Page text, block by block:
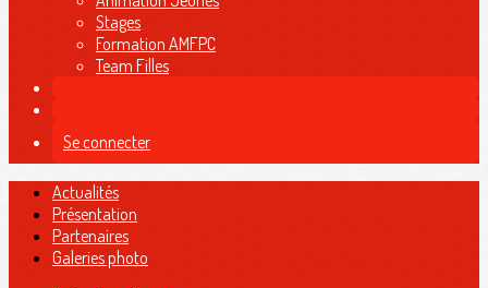
Stages
Formation AMFPC
Team Filles
Se connecter
Actualités
Présentation
Partenaires
Galeries photo